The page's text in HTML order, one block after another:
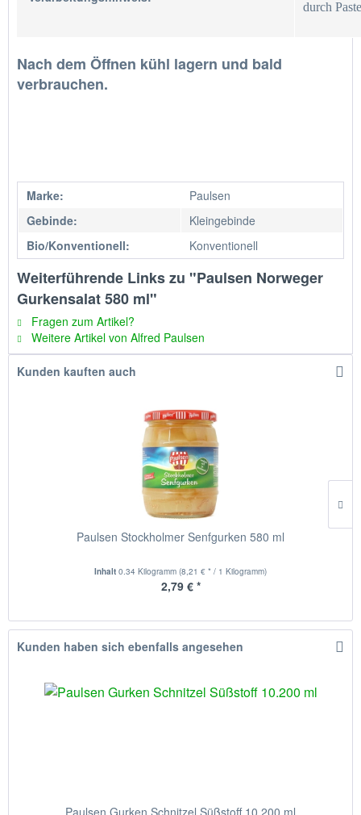
durch
Nach dem Öffnen kühl lagern und bald
verbrauchen.
Marke:
Paulsen
Gebinde:
Kleingebinde
Bio/Konventionell:
Konventionell
Weiterführende Links zu "Paulsen Norweger
Gurkensalat 580 ml"
Fragen zum Artikel?
Weitere Artikel von Alfred Paulsen
Kunden kauften auch
Paulsen Stockholmer Senfgurken 580 ml
Inhalt 0.34 Kilogramm (8,21 € * / 1 Kilogramm)
2,79 € *
Kunden haben sich ebenfalls angesehen
Paulsen Gurken Schnitzel Süßstoff 10.200 ml